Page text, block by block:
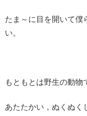
たま～に目を開いて僕
い。
もともとは野生の動物
あたたかい，ぬくぬく